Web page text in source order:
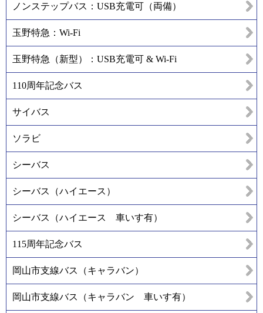
ノンステップバス：USB充電可（両備）
玉野特急：Wi-Fi
玉野特急（新型）：USB充電可 & Wi-Fi
110周年記念バス
サイバス
ソラビ
シーバス
シーバス（ハイエース）
シーバス（ハイエース 車いす有）
115周年記念バス
岡山市支線バス（キャラバン）
岡山市支線バス（キャラバン 車いす有）